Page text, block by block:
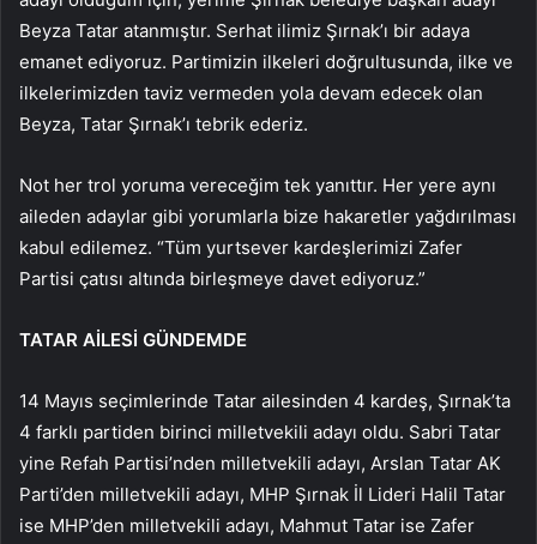
Beyza Tatar atanmıştır. Serhat ilimiz Şırnak’ı bir adaya
emanet ediyoruz. Partimizin ilkeleri doğrultusunda, ilke ve
ilkelerimizden taviz vermeden yola devam edecek olan
Beyza, Tatar Şırnak’ı tebrik ederiz.
Not her trol yoruma vereceğim tek yanıttır. Her yere aynı
aileden adaylar gibi yorumlarla bize hakaretler yağdırılması
kabul edilemez. “Tüm yurtsever kardeşlerimizi Zafer
Partisi çatısı altında birleşmeye davet ediyoruz.”
TATAR AİLESİ GÜNDEMDE
14 Mayıs seçimlerinde Tatar ailesinden 4 kardeş, Şırnak’ta
4 farklı partiden birinci milletvekili adayı oldu. Sabri Tatar
yine Refah Partisi’nden milletvekili adayı, Arslan Tatar AK
Parti’den milletvekili adayı, MHP Şırnak İl Lideri Halil Tatar
ise MHP’den milletvekili adayı, Mahmut Tatar ise Zafer